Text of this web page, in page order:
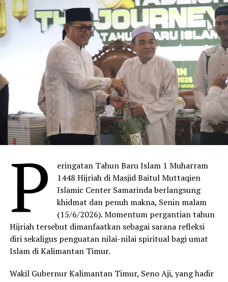
P
eringatan Tahun Baru Islam 1 Muharram
1448 Hijriah di Masjid Baitul Muttaqien
Islamic Center Samarinda berlangsung
khidmat dan penuh makna, Senin malam
(15/6/2026). Momentum pergantian tahun
Hijriah tersebut dimanfaatkan sebagai sarana refleksi
diri sekaligus penguatan nilai-nilai spiritual bagi umat
Islam di Kalimantan Timur.
Wakil Gubernur Kalimantan Timur, Seno Aji, yang hadir